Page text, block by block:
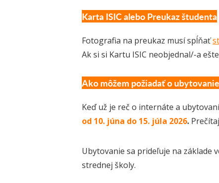
Karta ISIC alebo Preukaz študenta
Fotografia na preukaz musí spĺňať
Ak si si Kartu ISIC neobjednal/-a
Ako môžem požiadať o
Keď už je reč o internáte a
od 10. júna do 15. júla 2026.
Ubytovanie sa prideľuje na základe
strednej školy.